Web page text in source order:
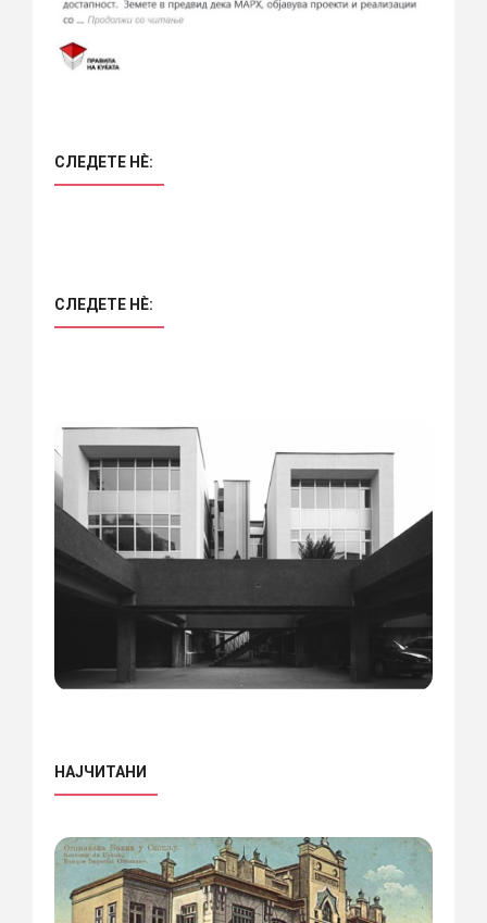
СЛЕДЕТЕ НÈ:
СЛЕДЕТЕ НÈ:
НАЈЧИТАНИ